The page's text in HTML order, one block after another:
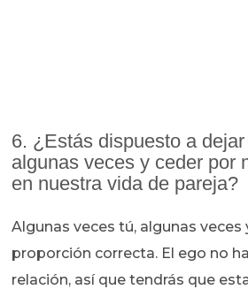
6. ¿Estás dispuesto a
algunas veces y ceder por
en nuestra vida de pareja?
Algunas veces tú, algunas veces
proporción correcta. El ego no
relación, así que tendrás que